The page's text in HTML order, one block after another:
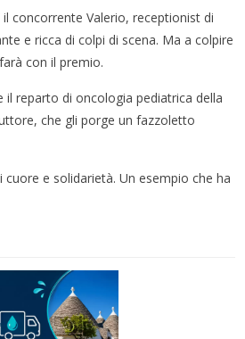
concorrente Valerio, receptionist di
e ricca di colpi di scena. Ma a colpire
con il premio.
il reparto di oncologia pediatrica della
che gli porge un fazzoletto
e solidarietà. Un esempio che ha